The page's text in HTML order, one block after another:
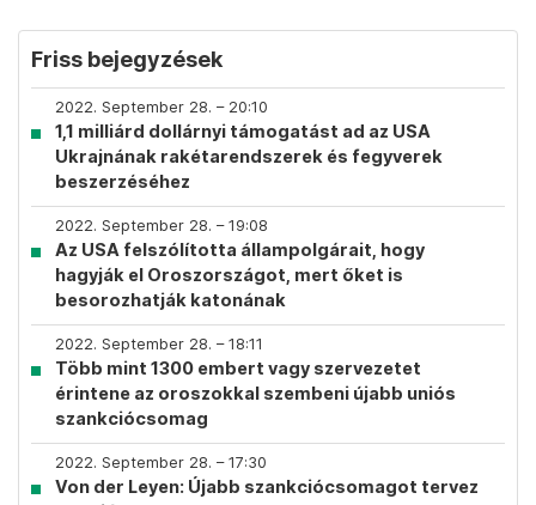
Friss bejegyzések
2022. September 28. – 20:10
1,1 milliárd dollárnyi támogatást ad az USA
Ukrajnának rakétarendszerek és fegyverek
beszerzéséhez
2022. September 28. – 19:08
Az USA felszólította állampolgárait, hogy
hagyják el Oroszországot, mert őket is
besorozhatják katonának
2022. September 28. – 18:11
Több mint 1300 embert vagy szervezetet
érintene az oroszokkal szembeni újabb uniós
szankciócsomag
2022. September 28. – 17:30
Von der Leyen: Újabb szankciócsomagot tervez